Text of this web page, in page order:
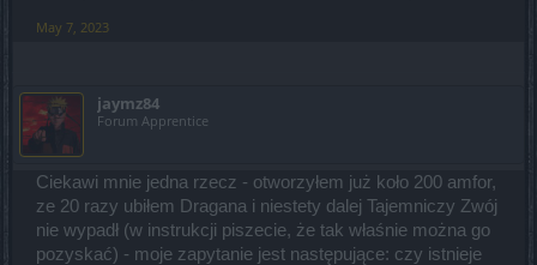
May 7, 2023
jaymz84
Forum Apprentice
Ciekawi mnie jedna rzecz - otworzyłem już koło 200 amfor,
ze 20 razy ubiłem Dragana i niestety dalej Tajemniczy Zwój
nie wypadł (w instrukcji piszecie, że tak właśnie można go
pozyskać) - moje zapytanie jest następujące: czy istnieje